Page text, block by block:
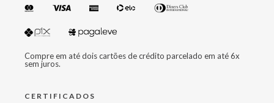
Compre em até dois cartões de crédito parcelado em até 6x
sem juros.
CERTIFICADOS